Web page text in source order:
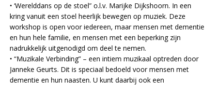
• ‘Werelddans op de stoel” o.l.v. Marijke Dijkshoorn. In een
kring vanuit een stoel heerlijk bewegen op muziek. Deze
workshop is open voor iedereen, maar mensen met dementie
en hun hele familie, en mensen met een beperking zijn
nadrukkelijk uitgenodigd om deel te nemen.
• “Muzikale Verbinding” – een intiem muzikaal optreden door
Janneke Geurts. Dit is speciaal bedoeld voor mensen met
dementie en hun naasten. U kunt daarbij ook een